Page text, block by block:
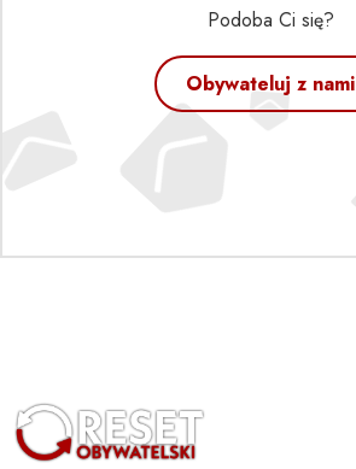
Podoba Ci się?
Obywateluj z nami